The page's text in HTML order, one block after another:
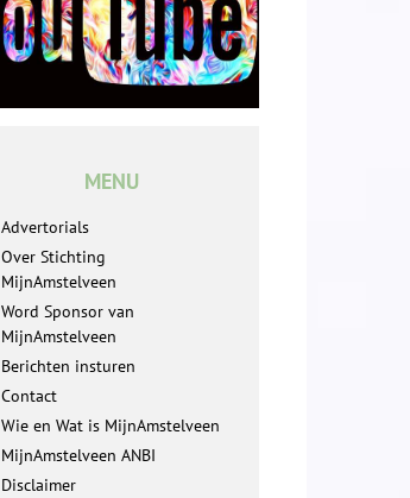
MENU
Advertorials
Over Stichting
MijnAmstelveen
Word Sponsor van
MijnAmstelveen
Berichten insturen
Contact
Wie en Wat is MijnAmstelveen
MijnAmstelveen ANBI
Disclaimer